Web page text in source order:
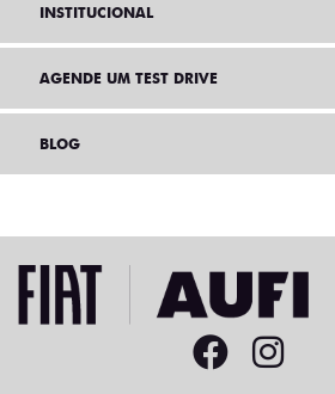
INSTITUCIONAL
AGENDE UM TEST DRIVE
BLOG